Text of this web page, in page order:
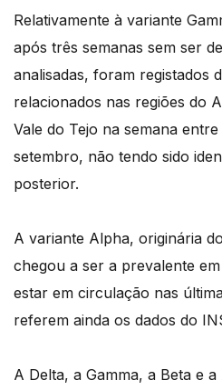
Relativamente à variante
após três semanas sem ser
analisadas, foram registados
relacionados nas regiões do
Vale do Tejo na semana
setembro, não tendo sido
posterior.
A variante Alpha, originária
chegou a ser a prevalente
estar em circulação nas
referem ainda os dados do
A Delta, a Gamma, a Beta e